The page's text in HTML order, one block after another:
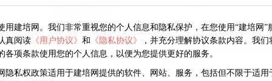
房超
用建培网。我们非常重视您的个人信息和隐私保护，在您使用“建培网”
真阅读 《用户协议》 和 《隐私协议》
，并充分理解协议条款内容。我们
各项条款使用您的个人信息，以便为您提供更好的服务。
隐私权政策适用于建培网提供的软件、网站、服务，包括但不限于适用